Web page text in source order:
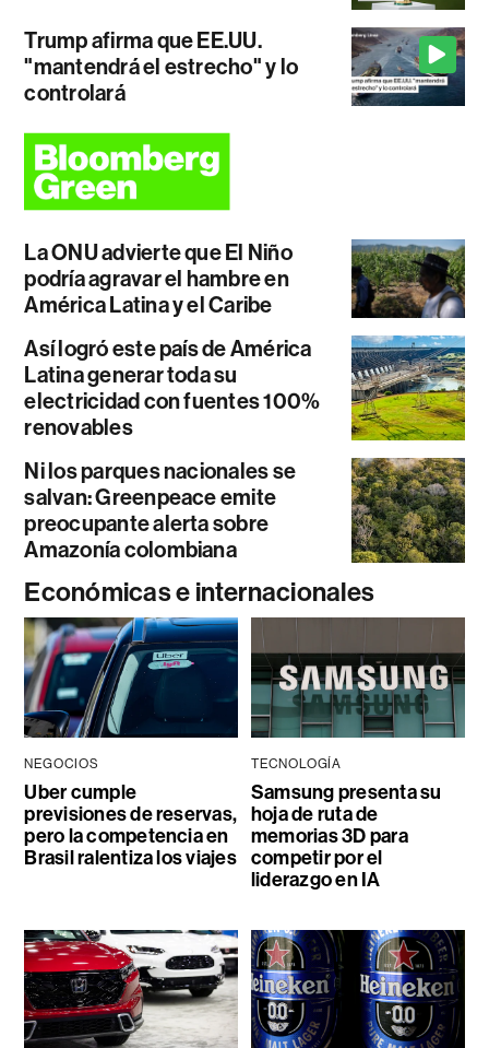
Trump afirma que EE.UU.
"mantendrá el estrecho" y lo
controlará
La ONU advierte que El Niño
podría agravar el hambre en
América Latina y el Caribe
Así logró este país de América
Latina generar toda su
electricidad con fuentes 100%
renovables
Ni los parques nacionales se
salvan: Greenpeace emite
preocupante alerta sobre
Amazonía colombiana
Económicas e internacionales
NEGOCIOS
Uber cumple
previsiones de reservas,
pero la competencia en
Brasil ralentiza los viajes
TECNOLOGÍA
Samsung presenta su
hoja de ruta de
memorias 3D para
competir por el
liderazgo en IA